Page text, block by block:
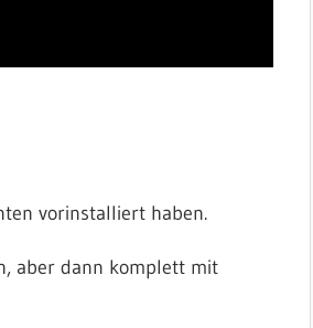
vorinstalliert haben.
aber dann komplett mit